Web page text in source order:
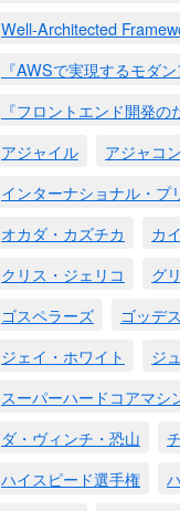
Well-Architected
『AWSで実現するモダ
『フロントエンド開発の
アジャイル
アジャコ
インターナショナル・プ
オカダ・カズチカ
カ
クリス・ジェリコ
グ
ゴスペラーズ
ゴッデ
ジェイ・ホワイト
ジ
スーパーハードコアマシ
ダ・ヴィンチ・恐山
ハイスピード選手権